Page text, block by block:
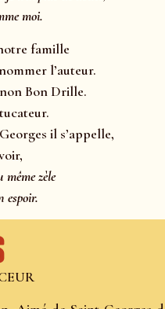
moi.
famille
l’auteur.
Bon Drille.
il s’appelle,
zèle
espoir.